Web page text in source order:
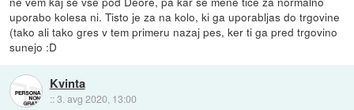
uporabo kolesa ni. Tisto je za na kolo, ki ga uporabljas do trgovine
(tako ali tako gres v tem primeru nazaj pes, ker ti ga pred trgovino
sunejo :D
Kvinta
::3. avg 2020, 13:00